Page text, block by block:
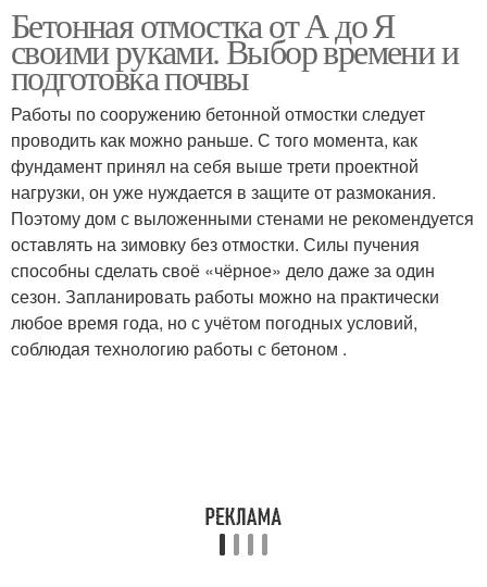
Скрытая отмостка Простая отмостка
Отмостки от
разрушения
Отмостка по технологии
Отмостка с зубом Г-образная отмостка
Бетонная отмостка от А до Я
своими руками. Выбор времени и
подготовка почвы
Работы по сооружению бетонной отмостки следует
проводить как можно раньше. С того момента, как
фундамент принял на себя выше трети проектной
нагрузки, он уже нуждается в защите от размокания.
Поэтому дом с выложенными стенами не рекомендуется
оставлять на зимовку без отмостки. Силы пучения
способны сделать своё «чёрное» дело даже за один
сезон. Запланировать работы можно на практически
любое время года, но с учётом погодных условий,
соблюдая технологию работы с бетоном .